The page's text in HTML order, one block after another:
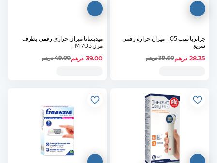
جرانزيا تمب 05 – ميزان حرارة رقمي
سريع
28.35 درهم39.90درهم
ميديسانا ميزان حراري رقمي بطرف
مرن 705 TM
39.00 درهم49.00درهم